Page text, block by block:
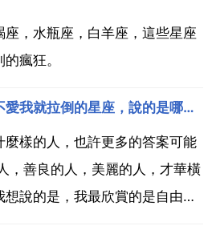
，水瓶座，白羊座，這些星座
瘋狂。
十二星座中，能做到不愛我就拉倒的星座，說的是哪些星座？
樣的人，也許更多的答案可能
，善良的人，美麗的人，才華橫
說的是，我最欣賞的是自由和